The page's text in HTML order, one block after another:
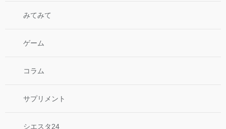
みてみて
ゲーム
コラム
サプリメント
シエスタ24